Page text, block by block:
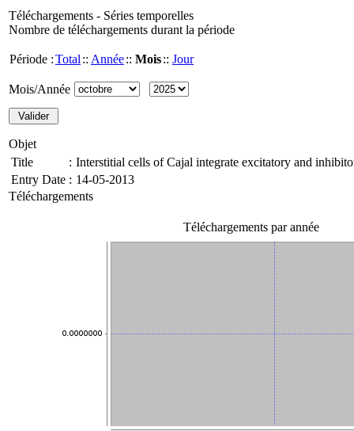
Téléchargements - Séries temporelles
Nombre de téléchargements durant la période
Période :Total :: Année:: Mois:: Jour
Mois/Année
Objet
Title
: Interstitial cells of Cajal integrate excitatory and
Entry Date : 14-05-2013
Téléchargements
Téléchargements par année